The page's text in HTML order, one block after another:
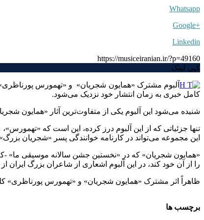
Whatsapp
+Google
Linkedin
https://musiceiranian.ir/?p=49160
کپی لینک
آلبوم مشترک «همایون شجریان» و «تهمورس
کامل خبری به زمان انتشار خود نزدیک می‌شود.
شنیده می‌شود این آلبوم یکی از متفاوت‌ترین آثار «همایون
تنها جزئیاتی که از این آلبوم درز کرده، این است که
این مجموعه می‌تواند در کارنامه خوانندگی پسر «شجریان
را از آن خود کند، در این آلبوم اشعاری از شاعران بزرگ
ظاهراً اثر مشترک «همایون شجریان» و «تهمورس پورناظری»
برچسب ها